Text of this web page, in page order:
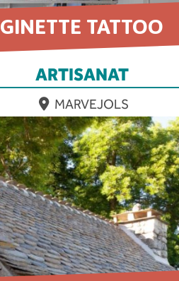
GINETTE TATTOO
ARTISANAT
MARVEJOLS
EN SAVOIR PLUS